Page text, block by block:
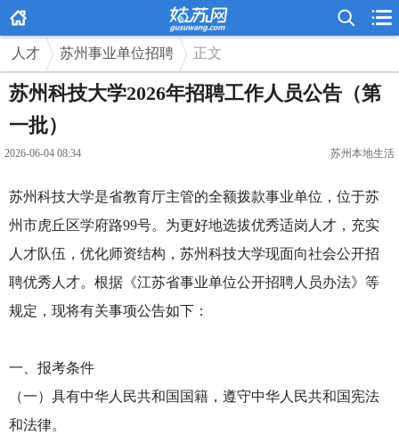
  
人才 苏州事业单位招聘 正文
苏州科技大学2026年招聘工作人员公告（第
一批）
2026-06-04 08:34 苏州本地生活
苏州科技大学是省教育厅主管的全额拨款事业单位，位于苏
州市虎丘区学府路99号。为更好地选拔优秀适岗人才，充实
人才队伍，优化师资结构，苏州科技大学现面向社会公开招
聘优秀人才。根据《江苏省事业单位公开招聘人员办法》等
规定，现将有关事项公告如下：
一、报考条件
（一）具有中华人民共和国国籍，遵守中华人民共和国宪法
和法律。